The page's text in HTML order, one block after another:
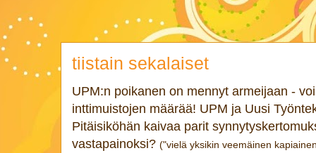
tiistain sekalaiset
UPM:n poikanen on mennyt armeijaan -
inttimuistojen määrää! UPM ja Uusi
Pitäisiköhän kaivaa parit
vastapainoksi? ("vielä yksikin veemäinen